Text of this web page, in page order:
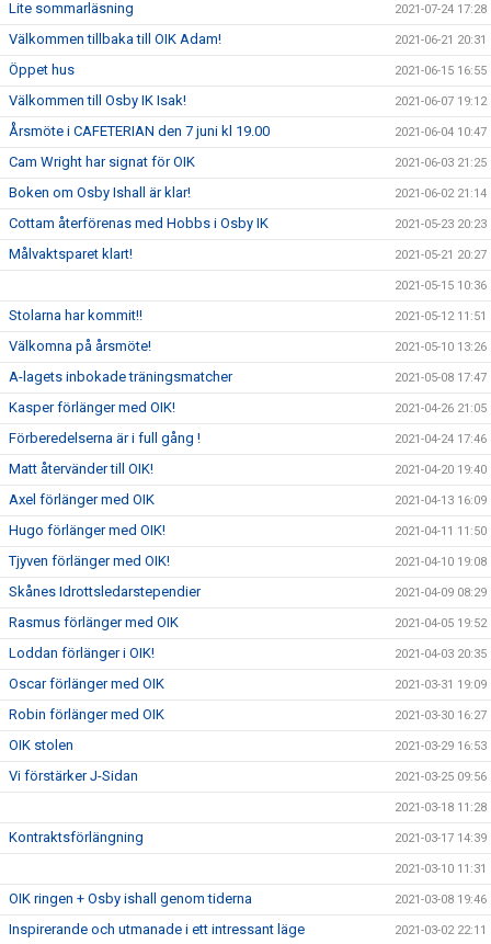
Lite sommarläsning 2021-07-24 17:28
Välkommen tillbaka till OIK Adam! 2021-06-21 20:31
Öppet hus 2021-06-15 16:55
Välkommen till Osby IK Isak! 2021-06-07 19:12
Årsmöte i CAFETERIAN den 7 juni kl 19.00 2021-06-04 10:47
Cam Wright har signat för OIK 2021-06-03 21:25
Boken om Osby Ishall är klar! 2021-06-02 21:14
Cottam återförenas med Hobbs i Osby IK 2021-05-23 20:23
Målvaktsparet klart! 2021-05-21 20:27
2021-05-15 10:36
Stolarna har kommit!! 2021-05-12 11:51
Välkomna på årsmöte! 2021-05-10 13:26
A-lagets inbokade träningsmatcher 2021-05-08 17:47
Kasper förlänger med OIK! 2021-04-26 21:05
Förberedelserna är i full gång ! 2021-04-24 17:46
Matt återvänder till OIK! 2021-04-20 19:40
Axel förlänger med OIK 2021-04-13 16:09
Hugo förlänger med OIK! 2021-04-11 11:50
Tjyven förlänger med OIK! 2021-04-10 19:08
Skånes Idrottsledarstependier 2021-04-09 08:29
Rasmus förlänger med OIK 2021-04-05 19:52
Loddan förlänger i OIK! 2021-04-03 20:35
Oscar förlänger med OIK 2021-03-31 19:09
Robin förlänger med OIK 2021-03-30 16:27
OIK stolen 2021-03-29 16:53
Vi förstärker J-Sidan 2021-03-25 09:56
2021-03-18 11:28
Kontraktsförlängning 2021-03-17 14:39
2021-03-10 11:31
OIK ringen + Osby ishall genom tiderna 2021-03-08 19:46
Inspirerande och utmanade i ett intressant läge 2021-03-02 22:11